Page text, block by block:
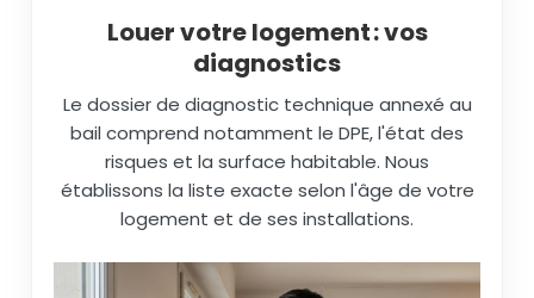
Louer votre logement : vos
diagnostics
Le dossier de diagnostic technique annexé au
bail comprend notamment le DPE, l'état des
risques et la surface habitable. Nous
établissons la liste exacte selon l'âge de votre
logement et de ses installations.